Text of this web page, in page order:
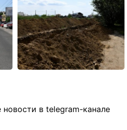
в telegram-канале